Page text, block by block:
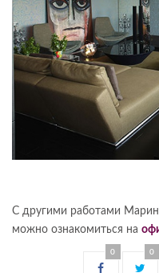
С другими работами
можно ознакомиться на
0 0